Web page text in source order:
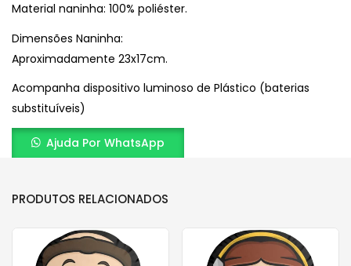
Material naninha: 100% poliéster.
Dimensões Naninha:
Aproximadamente 23x17cm.
Acompanha dispositivo luminoso de Plástico (baterias
substituíveis)
Ajuda Por WhatsApp
PRODUTOS RELACIONADOS